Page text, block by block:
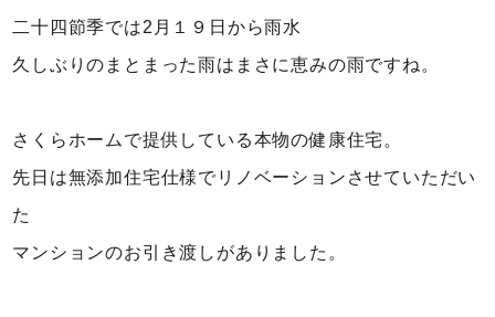
二十四節季では2月１９日から雨水
久しぶりのまとまった雨はまさに恵みの雨ですね。
さくらホームで提供している本物の健康住宅。
先日は無添加住宅仕様でリノベーションさせていただい
た
マンションのお引き渡しがありました。